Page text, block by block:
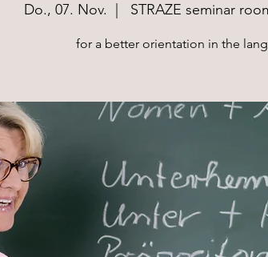
Do., 07. Nov. STRAZE seminar
for a better orientation in the